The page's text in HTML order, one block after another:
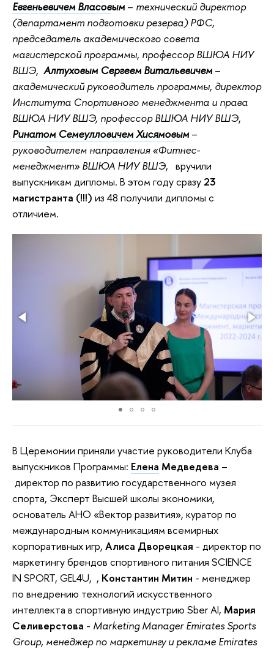
Евгеньевичем Власовым – технический директор
(департамент подготовки резерва) РФС,
председатель академического совета
магистерской программы, профессор ВШЮА НИУ
ВШЭ, Алтуховым Сергеем Витальевичем –
академический руководитель программы, директор
Института Спортивного менеджмента и права
ВШЮА НИУ ВШЭ, профессор ВШЮА НИУ ВШЭ,
Ринатом Семеулловичем Хисямовым –
руководителем направления «Фитнес-
менеджмент» ВШЮА НИУ ВШЭ, вручили
выпускникам дипломы. В этом году сразу 23
магистранта (!!!) из 48 получили дипломы с
отличием.
В Церемонии приняли участие руководители Клуба
выпускников Программы: Елена Медведева –
директор по развитию государственного музея
спорта, Эксперт Высшей школы экономики,
основатель АНО «Вектор развития», куратор по
международным коммуникациям всемирных
корпоративных игр, Алиса Дворецкая - директор по
маркетингу брендов спортивного питания SCIENCE
IN SPORT, GEL4U, , Константин Митин - менеджер
по внедрению технологий искусственного
интеллекта в спортивную индустрию Sber AI, Мария
Селиверстова - Marketing Manager Emirates Sports
Group, менеджер по маркетингу и рекламе Emirates